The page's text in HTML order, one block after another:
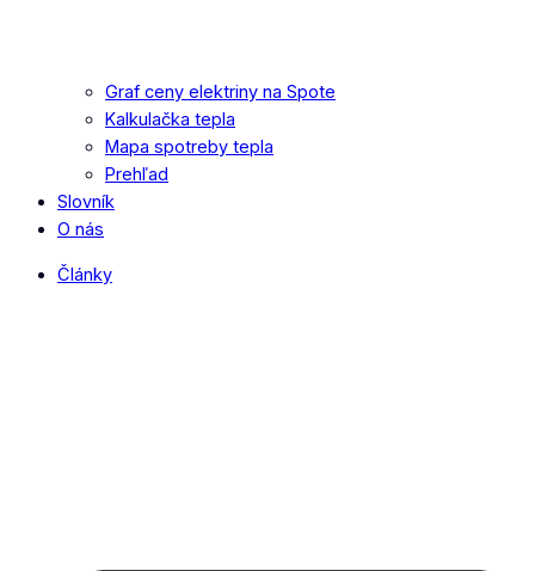
Graf ceny elektriny na Spote
Kalkulačka tepla
Mapa spotreby tepla
Prehľad
Slovník
O nás
Články